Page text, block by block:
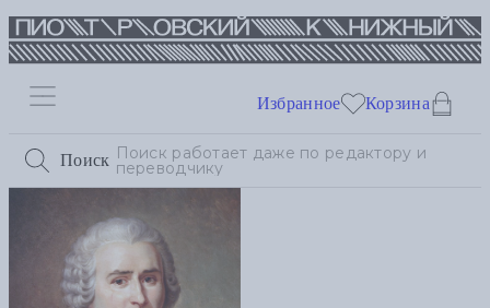
Поиск
Избранное Корзина